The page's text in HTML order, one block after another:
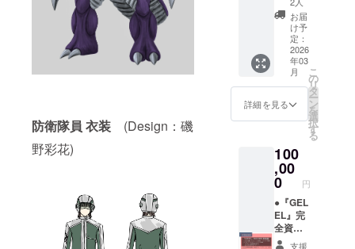
防衛隊員 衣装 (Design：磯
野彩花)
下は5列
組みで
コース
別五十
音順に
掲載(文
字の大
変わり
ません)
約８秒
間 ・注
意事
項 支
援時、
必ず備
考欄に
掲載希
ろしイ
ラスト
添付)
● エン
ドロー
ルにお
名前掲
載 ・掲
L』本編
公開
時〜動
画の公
開が続
く限り
・掲載
方法
にて視
聴用
URLを
送付)
●『GEL
EL』メ
イキン
グ映像
にて視
聴用
URLを
送付)
●『GEL
EL』本
編映像
(約30
イキン
グ収
録) ●
オリジ
ナルポ
スト
カー
ド
●『GEL
EL』完
集(メー
ルにて
閲覧用
URLを
送付)
●『GEL
EL』オ
リジナ
お届
け予
定：
2026
年03
月
詳細を見る
こ
の
リ
タ
ー
ン
を
選
択
す
る
100
,00
0 円
●『GEL
EL』完
全資料
集(紙支援